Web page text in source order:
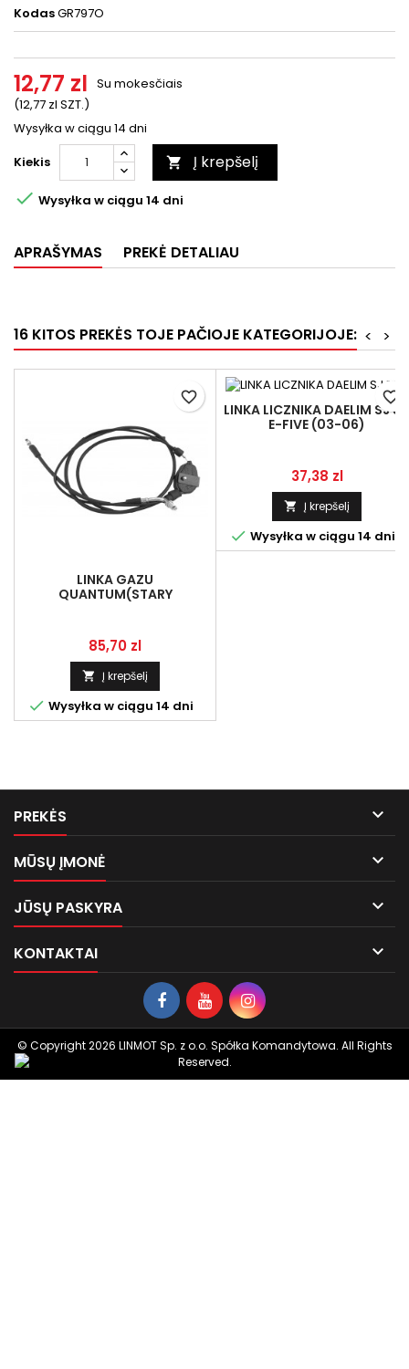
KodasGR797O
12,77 zl
(12,77 zl SZT.)
Su mokesčiais
Wysyłka w ciągu 14 dni
Kiekis
 Į krepšelį
 Wysyłka w ciągu 14 dni
APRAŠYMAS PREKĖ DETALIAU
16 KITOS PREKĖS TOJE PAČIOJE KATEGORIJOJE: >
<
LINKA GAZU
QUANTUM(STARY
Kaina
85,70 zl
 Į krepšelį
 Wysyłka w ciągu 14 dni
favorite_border
LINKA LICZNIKA DAELIM SJ 50
E-FIVE (03-06)
Kaina
37,38 zl
 Į krepšelį
 Wysyłka w ciągu 14 dni
favorite_border
PREKĖS 
MŪSŲ ĮMONĖ 
JŪSŲ PASKYRA 
KONTAKTAI 
© Copyright 2026 LINMOT Sp. z o.o. Spółka Komandytowa. All Rights
Reserved.